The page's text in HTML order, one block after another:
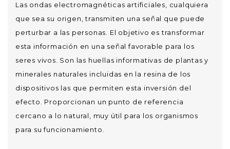
Las ondas electromagnéticas artificiales, cualquiera
que sea su origen, transmiten una señal que puede
perturbar a las personas. El objetivo es transformar
esta información en una señal favorable para los
seres vivos. Son las huellas informativas de plantas y
minerales naturales incluidas en la resina de los
dispositivos las que permiten esta inversión del
efecto. Proporcionan un punto de referencia
cercano a lo natural, muy útil para los organismos
para su funcionamiento.